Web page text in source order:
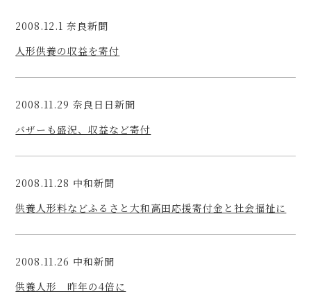
2008.12.1 奈良新聞
人形供養の収益を寄付
2008.11.29 奈良日日新聞
バザーも盛況、収益など寄付
2008.11.28 中和新聞
供養人形料などふるさと大和高田応援寄付金と社会福祉に
2008.11.26 中和新聞
供養人形 昨年の4倍に